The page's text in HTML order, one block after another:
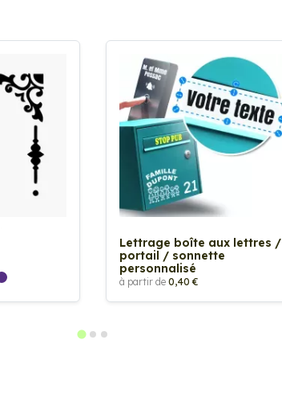
Lettrage boîte aux lettres /
portail / sonnette
personnalisé
à partir de 0,40 €